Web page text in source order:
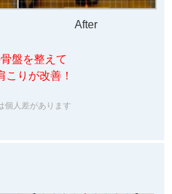
After
盤を整えて
こりが改善！
個人差があります